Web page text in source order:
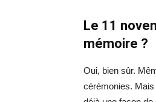
Le 11
mémoire ?
Oui, bien sûr.
cérémonies. Mais